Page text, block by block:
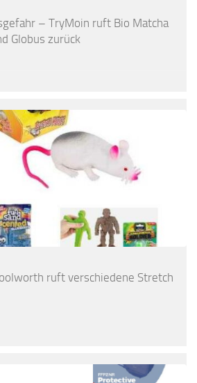
– TryMoin ruft Bio Matcha
Globus zurück
ruft verschiedene Stretch